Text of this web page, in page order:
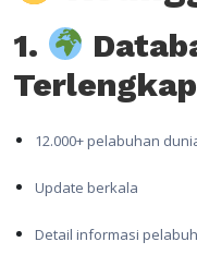
1.
Terlengkap
12.000+ pelabuhan
Update berkala
Detail informasi